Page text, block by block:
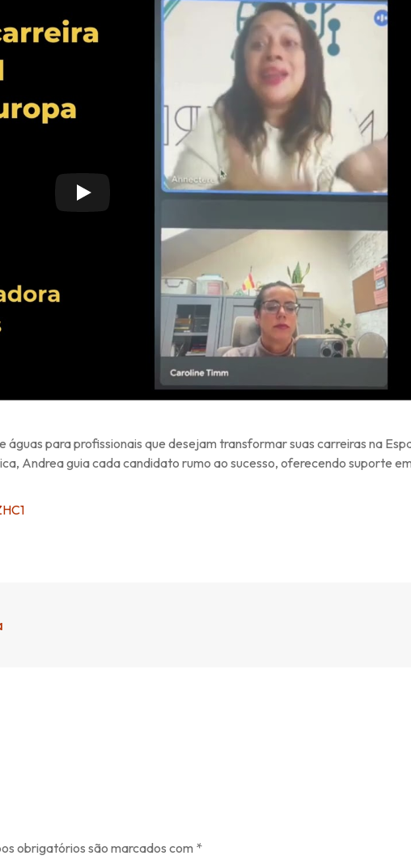
para profissionais que desejam transformar suas carreiras na
Andrea guia cada candidato rumo ao sucesso, oferecendo suporte
obrigatórios são marcados com *